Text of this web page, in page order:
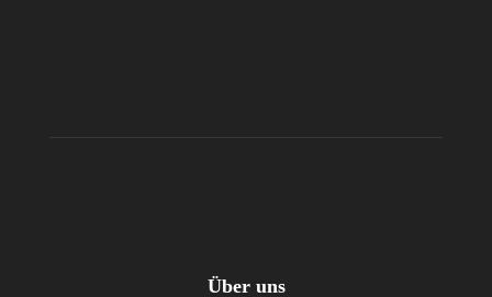
Über uns